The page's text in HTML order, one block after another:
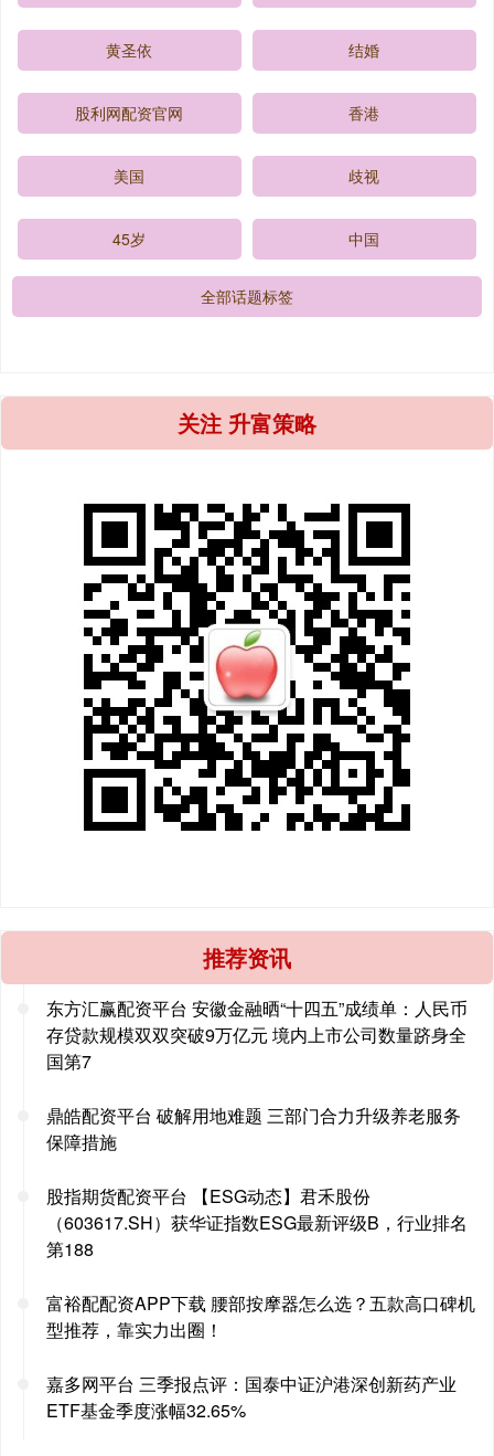
黄圣依 结婚
股利网配资官网 香港
美国 歧视
45岁 中国
全部话题标签
关注 升富策略
推荐资讯
东方汇赢配资平台 安徽金融晒“十四五”成绩单：人民币
存贷款规模双双突破9万亿元 境内上市公司数量跻身全
国第7
鼎皓配资平台 破解用地难题 三部门合力升级养老服务
保障措施
股指期货配资平台 【ESG动态】君禾股份
（603617.SH）获华证指数ESG最新评级B，行业排名
第188
富裕配配资APP下载 腰部按摩器怎么选？五款高口碑机
型推荐，靠实力出圈！
嘉多网平台 三季报点评：国泰中证沪港深创新药产业
ETF基金季度涨幅32.65%